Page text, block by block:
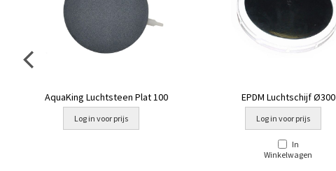
AquaKing Luchtsteen Plat 100
Log in voor prijs
EPDM Luchtschijf Ø300
Log in voor prijs
In
Winkelwagen